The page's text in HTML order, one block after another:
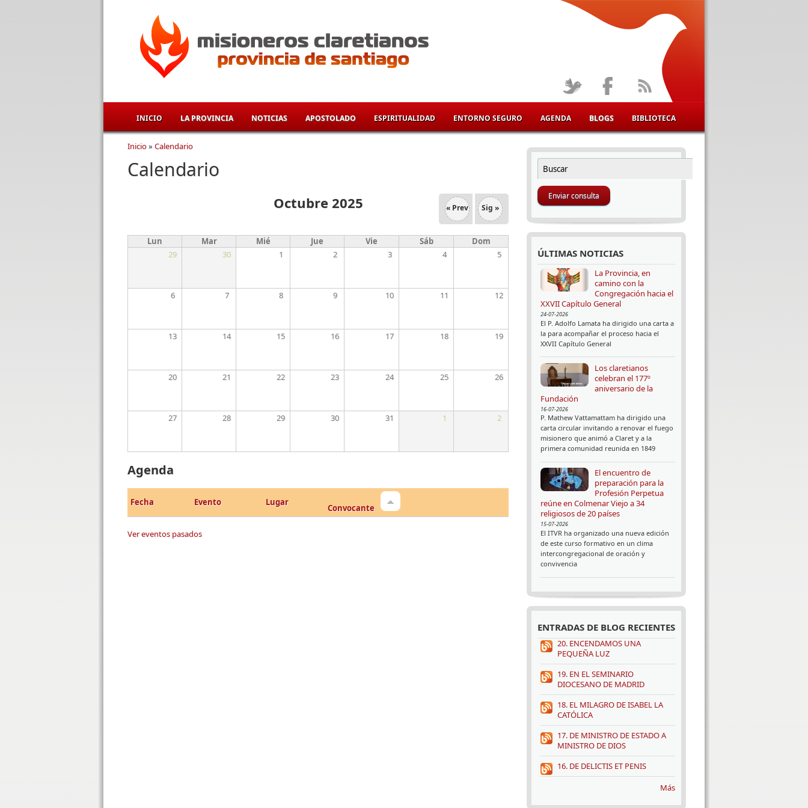
INICIO LA PROVINCIA NOTICIAS APOSTOLADO ESPIRITUALIDAD ENTORNO SEGURO AGENDA BLOGS BIBLIOTECA
Se encuentra usted aquí
Inicio» Calendario
Calendario
Octubre 2025 « Prev Sig »
Lun Mar Mié Jue Vie Sáb
Dom
29
30 1 2 3 4 5
6 7 8 9 10 11 12
13 14 15 16 17 18 19
20 21 22 23 24 25 26
27 28 29 30 31 1 2
Agenda
Fecha Evento Lugar
Convocante
Ver eventos pasados
FORMULARIO DE BÚSQUEDA
Buscar
ÚLTIMAS NOTICIAS
La Provincia, en
camino con la
Congregación hacia el
XXVII Capítulo General
24-07-2026
El P. Adolfo Lamata ha dirigido una carta a
la para acompañar el proceso hacia el
XXVII Capítulo General
Los claretianos
celebran el 177º
aniversario de la
Fundación
16-07-2026
P. Mathew Vattamattam ha dirigido una
carta circular invitando a renovar el fuego
misionero que animó a Claret y a la
primera comunidad reunida en 1849
El encuentro de
preparación para la
Profesión Perpetua
reúne en Colmenar Viejo a 34
religiosos de 20 países
15-07-2026
El ITVR ha organizado una nueva edición
de este curso formativo en un clima
intercongregacional de oración y
convivencia
ENTRADAS DE BLOG RECIENTES
20. ENCENDAMOS UNA
PEQUEÑA LUZ
19. EN EL SEMINARIO
DIOCESANO DE MADRID
18. EL MILAGRO DE ISABEL LA
CATÓLICA
17. DE MINISTRO DE ESTADO A
MINISTRO DE DIOS
16. DE DELICTIS ET PENIS
Más